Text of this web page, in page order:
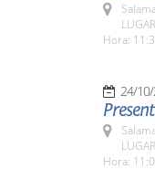
Hora:
24/
Hora: